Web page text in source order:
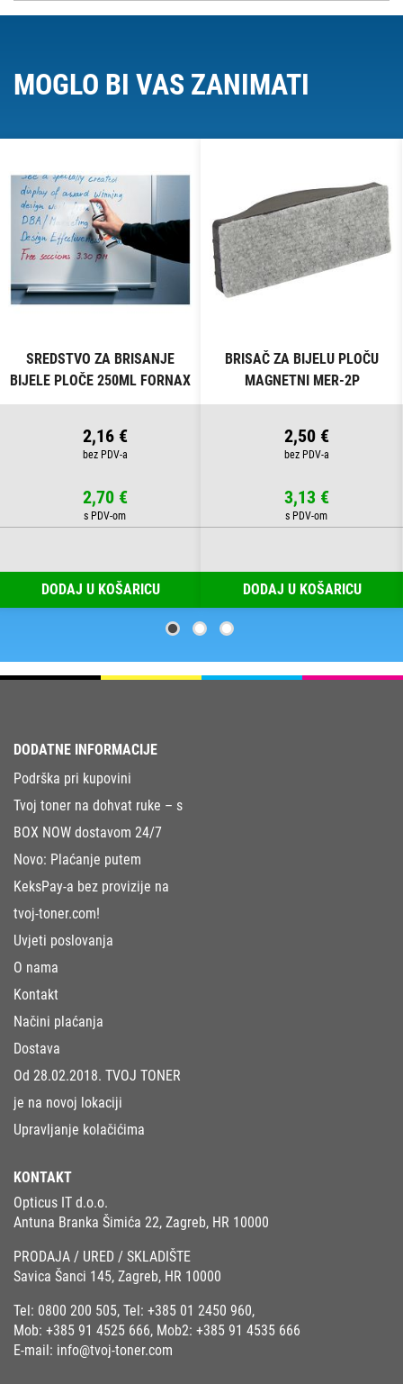
MOGLO BI VAS ZANIMATI
SREDSTVO ZA BRISANJE
BIJELE PLOČE 250ML FORNAX
2,16 €
2,70 €
DODAJ U KOŠARICU
BRISAČ ZA BIJELU PLOČU
MAGNETNI MER-2P
SORTIRANO
2,50 €
3,13 €
DODAJ U KOŠARICU
DODATNE INFORMACIJE
Podrška pri kupovini
Tvoj toner na dohvat ruke – s
BOX NOW dostavom 24/7
Novo: Plaćanje putem
KeksPay-a bez provizije na
tvoj-toner.com!
Uvjeti poslovanja
O nama
Kontakt
Načini plaćanja
Dostava
Od 28.02.2018. TVOJ TONER
je na novoj lokaciji
Upravljanje kolačićima
KONTAKT
Opticus IT d.o.o.
Antuna Branka Šimića 22, Zagreb, HR 10000
PRODAJA / URED / SKLADIŠTE
Savica Šanci 145, Zagreb, HR 10000
Tel: 0800 200 505, Tel: +385 01 2450 960,
Mob: +385 91 4525 666, Mob2: +385 91 4535 666
E-mail: info@tvoj-toner.com